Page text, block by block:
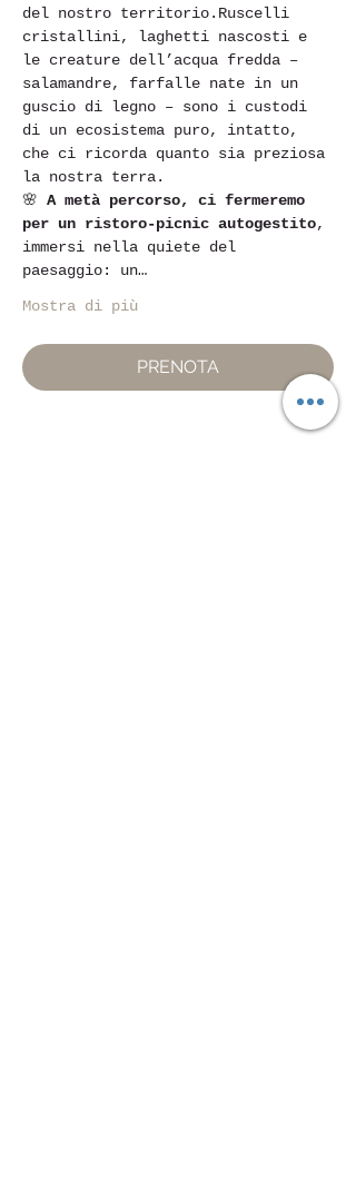
del nostro territorio.Ruscelli
cristallini, laghetti nascosti e
le creature dell’acqua fredda –
salamandre, farfalle nate in un
guscio di legno – sono i custodi
di un ecosistema puro, intatto,
che ci ricorda quanto sia preziosa
la nostra terra.
🌸 A metà percorso, ci fermeremo
per un ristoro-picnic autogestito,
immersi nella quiete del
paesaggio: un…
Mostra di più
PRENOTA